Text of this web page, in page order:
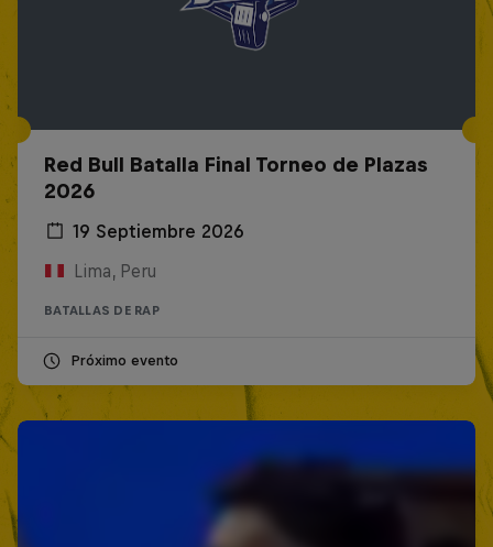
Red Bull Batalla Final Torneo de Plazas
2026
19 Septiembre 2026
Lima, Peru
BATALLAS DE RAP
Próximo evento